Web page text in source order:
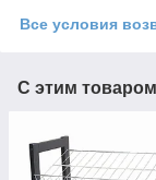
Все условия
С этим